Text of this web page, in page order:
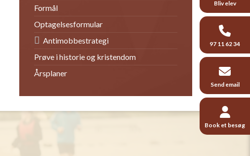
Formål
Optagelsesformular
Antimobbestrategi
Prøve i historie og kristendom
Årsplaner
Bliv elev
97 11 62 34
Send email
Book et besøg